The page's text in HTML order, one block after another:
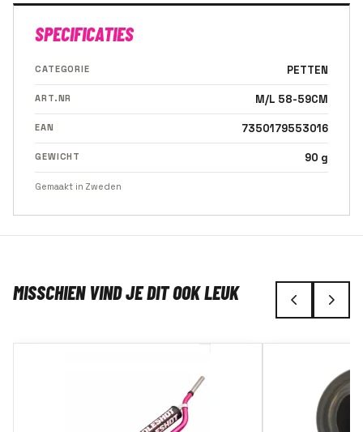
SPECIFICATIES
CATEGORIE PETTEN
ART.NR M/L 58-59CM
EAN 7350179553016
GEWICHT 90 g
Gemaakt in Zweden
MISSCHIEN VIND JE DIT OOK LEUK